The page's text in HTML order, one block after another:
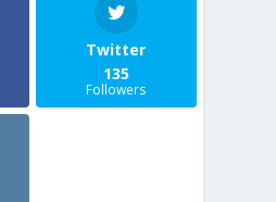
Twitter
135
Followers